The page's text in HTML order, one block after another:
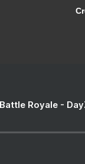
Royale -